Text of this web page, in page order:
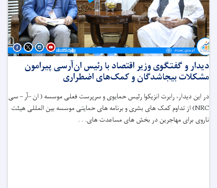
دیدار و گفتگوی وزیر اقتصاد با رئیس ان‌آر‌سی پیرامون
مشکلات بیجاشدگان و کمک‌های اضطراری
در این دیدار، رابرت انزیکوا رئیس حمایوی و سرپرست فعلی موسسه ( ان –آر – سی
NRC) از تداوم کمک های بشری و برنامه های حمایتی موسسه بین المللی هیئت
ناروی برای مهاجرین در بخش های مساعدت های. . .